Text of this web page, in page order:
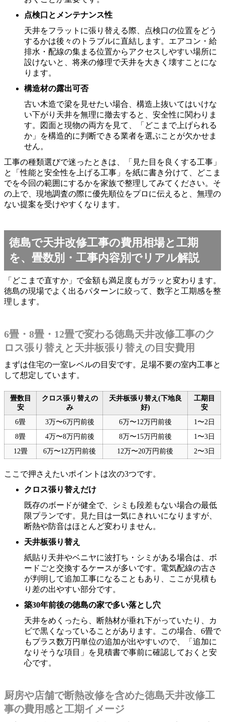
点検口とメンテナンス性
天井をフラットに張り替える際、点検口の位置をどう
するかは後々のトラブルに直結します。エアコン・給
排水・配線の集まる位置からアクセスしやすい場所に
設けないと、将来の修理で天井を大きく壊すことにな
ります。
構造材の露出可否
古い木造で梁を見せたい場合、構造上抜いてはいけな
い下がり天井を無理に撤去すると、安全性に関わりま
す。図面と現物の両方を見て、「どこまで上げられる
か」を構造的に判断できる業者を選ぶことが欠かせま
せん。
工事の種類選びで迷ったときは、「見た目を良くする工事」
と「性能と安全性を上げる工事」を紙に書き分けて、どこま
でを今回の範囲にするかを家族で整理してみてください。そ
の上で、現地調査の際に優先順位をプロに伝えると、無理の
ない提案を受けやすくなります。
徳島で天井改修工事の費用相場と工期
を、畳数別・工事内容別でリアル解説
「どこまで直すか」で金額も満足度もガラッと変わります。
徳島の現場でよく出るパターンに絞って、数字と工期感を整
理します。
6畳・8畳・12畳で変わる徳島天井改修工事のク
ロス張り替えと天井板張り替えの目安費用
まずは住宅の一室レベルの目安です。足場不要の室内工事と
して想定しています。
畳数目
安
クロス張り替えの
み
天井板張り替え(下地良
好)
工期目
安
6畳
3万〜6万円前後 6万〜12万円前後
1〜2日
8畳
4万〜8万円前後 8万〜15万円前後
1〜3日
12畳
6万〜12万円前後 12万〜20万円前後 2〜3日
ここで押さえたいポイントは次の3つです。
クロス張り替えだけ
既存のボードが健全で、シミも段差もない場合の最低
限プランです。見た目は一気にきれいになりますが、
断熱や防音はほとんど変わりません。
天井板張り替え
紙貼り天井やベニヤに波打ち・シミがある場合は、ボ
ードごと交換するケースが多いです。電気配線の古さ
が判明して追加工事になることもあり、ここが見積も
り差の出やすい部分です。
築30年前後の徳島の家で多い落とし穴
天井をめくったら、断熱材が垂れ下がっていたり、カ
ビで黒くなっていることがあります。この場合、6畳で
もプラス数万円単位の追加が出やすいので、「追加に
なりそうな項目」を見積書で事前に確認しておくと安
心です。
厨房や店舗で断熱改修を含めた徳島天井改修工
事の費用感と工期イメージ